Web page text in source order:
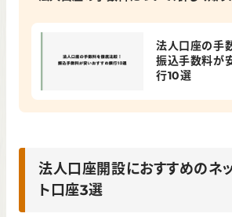
法人口座の手
振込手数料が
行10選
法人口座開設におすすめのネ
ト口座3選